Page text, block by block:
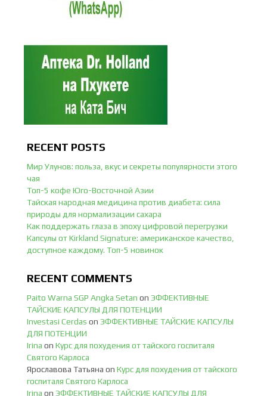
RECENT POSTS
Мир Улунов: польза, вкус и секреты популярности этого
чая
Топ-5 кофе Юго-Восточной Азии
Тайская народная медицина против диабета: сила
природы для нормализации сахара
Как поддержать глаза в эпоху цифровой перегрузки
Капсулы от Kirkland Signature: американское качество,
доступное каждому. Топ-5 новинок
RECENT COMMENTS
Paito Warna SGP Angka Setan on ЭФФЕКТИВНЫЕ
ТАЙСКИЕ КАПСУЛЫ ДЛЯ ПОТЕНЦИИ
Investasi Cerdas on ЭФФЕКТИВНЫЕ ТАЙСКИЕ КАПСУЛЫ
ДЛЯ ПОТЕНЦИИ
Irina on Курс для похудения от тайского госпиталя
Святого Карлоса
Ярославова Татьяна on Курс для похудения от тайского
госпиталя Святого Карлоса
Irina on ЭФФЕКТИВНЫЕ ТАЙСКИЕ КАПСУЛЫ ДЛЯ